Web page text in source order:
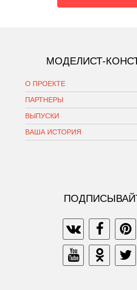
МОДЕЛИСТ-
О ПРОЕКТЕ
ПАРТНЕРЫ
ВЫПУСКИ
ВАША ИСТОРИЯ